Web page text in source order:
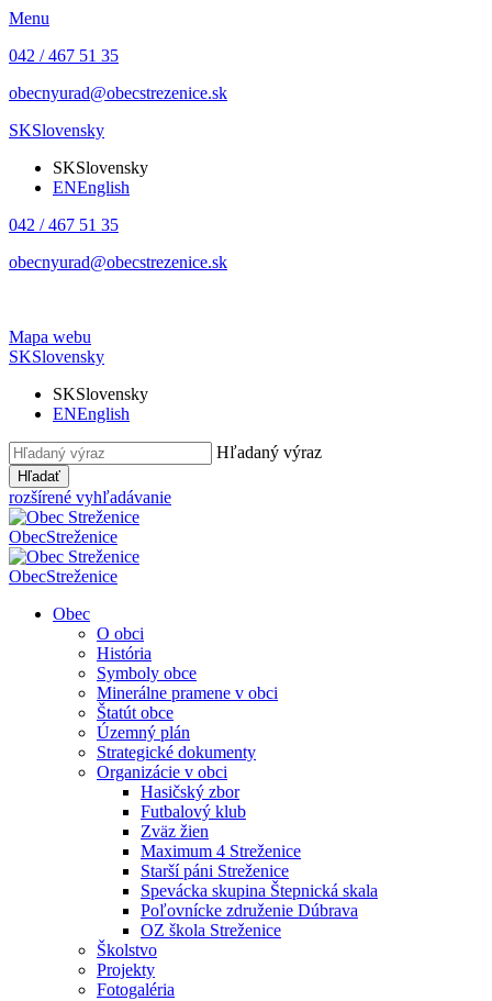
Menu
042 / 467 51 35
obecnyurad@obecstrezenice.sk
SKSlovensky
SKSlovensky
ENEnglish
042 / 467 51 35
obecnyurad@obecstrezenice.sk
Mapa webu
SKSlovensky
SKSlovensky
ENEnglish
Hľadaný výraz
Hľadať
rozšírené vyhľadávanie
ObecStreženice
ObecStreženice
Obec
O obci
História
Symboly obce
Minerálne pramene v obci
Štatút obce
Územný plán
Strategické dokumenty
Organizácie v obci
Hasičský zbor
Futbalový klub
Zväz žien
Maximum 4 Streženice
Starší páni Streženice
Spevácka skupina Štepnická skala
Poľovnícke združenie Dúbrava
OZ škola Streženice
Školstvo
Projekty
Fotogaléria